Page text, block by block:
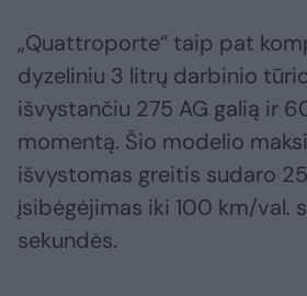
„Quattroporte“ taip pat
dyzeliniu 3 litrų darbinio
išvystančiu 275 AG galią ir
momentą. Šio modelio
išvystomas greitis sudaro
įsibėgėjimas iki 100 km/val.
sekundės.